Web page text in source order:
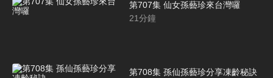
第707集 仙女孫藝珍來台灣囉
21分鐘
第708集 孫仙孫藝珍分享凍齡秘訣